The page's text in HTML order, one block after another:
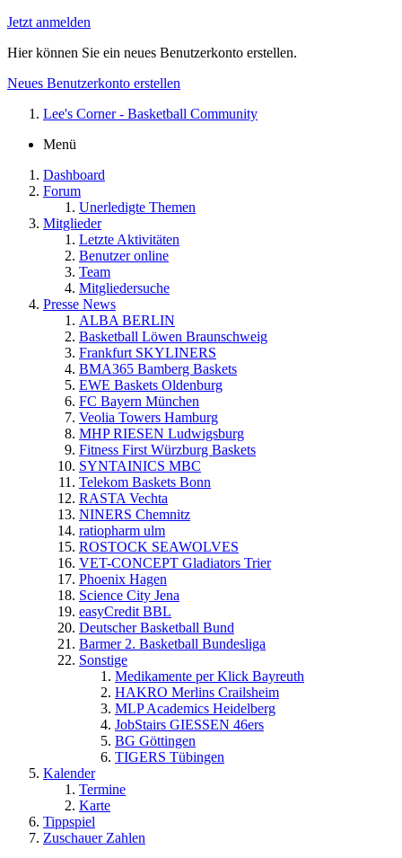
Jetzt anmelden
Hier können Sie ein neues Benutzerkonto erstellen.
Neues Benutzerkonto erstellen
Lee's Corner - Basketball Community
Menü
Dashboard
Forum
Unerledigte Themen
Mitglieder
Letzte Aktivitäten
Benutzer online
Team
Mitgliedersuche
Presse News
ALBA BERLIN
Basketball Löwen Braunschweig
Frankfurt SKYLINERS
BMA365 Bamberg Baskets
EWE Baskets Oldenburg
FC Bayern München
Veolia Towers Hamburg
MHP RIESEN Ludwigsburg
Fitness First Würzburg Baskets
SYNTAINICS MBC
Telekom Baskets Bonn
RASTA Vechta
NINERS Chemnitz
ratiopharm ulm
ROSTOCK SEAWOLVES
VET-CONCEPT Gladiators Trier
Phoenix Hagen
Science City Jena
easyCredit BBL
Deutscher Basketball Bund
Barmer 2. Basketball Bundesliga
Sonstige
Medikamente per Klick Bayreuth
HAKRO Merlins Crailsheim
MLP Academics Heidelberg
JobStairs GIESSEN 46ers
BG Göttingen
TIGERS Tübingen
Kalender
Termine
Karte
Tippspiel
Zuschauer Zahlen